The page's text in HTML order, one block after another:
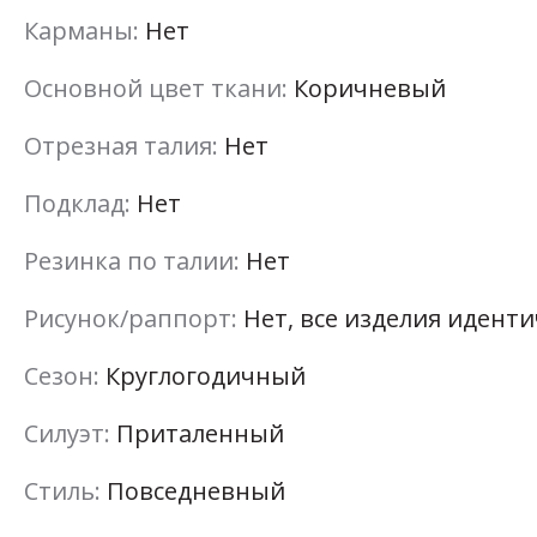
Карманы: Нет
Основной цвет ткани: Коричневый
Отрезная талия: Нет
Подклад: Нет
Резинка по талии: Нет
Рисунок/раппорт: Нет, все изделия
Сезон: Круглогодичный
Силуэт: Приталенный
Стиль: Повседневный